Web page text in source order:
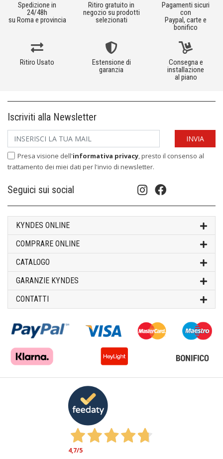
Spedizione in
24/48h
su Roma e provincia
Ritiro gratuito in
negozio su prodotti
selezionati
Pagamenti sicuri
con
Paypal, carte e
bonifico
Ritiro Usato
Estensione di
garanzia
Consegna e
installazione
al piano
Iscriviti alla Newsletter
Presa visione dell'informativa privacy, presto il consenso al
trattamento dei miei dati per l'invio di newsletter.
Seguici sui social
KYNDES ONLINE
COMPRARE ONLINE
CATALOGO
GARANZIE KYNDES
CONTATTI
4,7/5